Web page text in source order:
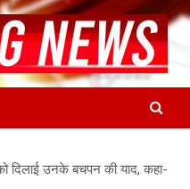
दिलाई उनके बचपन की याद, कहा-